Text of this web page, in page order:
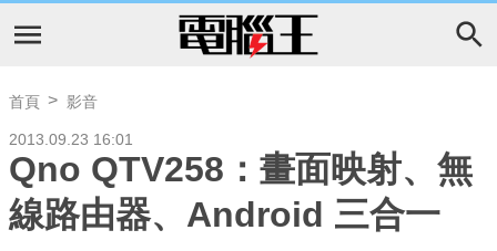
首頁 影音
2013.09.23 16:01
Qno QTV258：畫面映射、無
線路由器、Android 三合一